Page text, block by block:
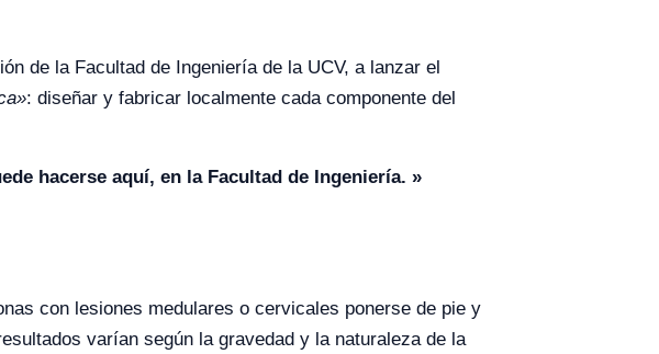
de la Facultad de Ingeniería de la UCV, a lanzar el
: diseñar y fabricar localmente cada componente del
hacerse aquí, en la Facultad de Ingeniería. »
con lesiones medulares o cervicales ponerse de pie y
varían según la gravedad y la naturaleza de la